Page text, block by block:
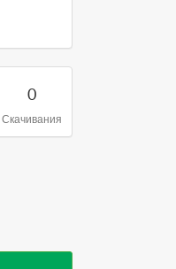
0
Скачивания